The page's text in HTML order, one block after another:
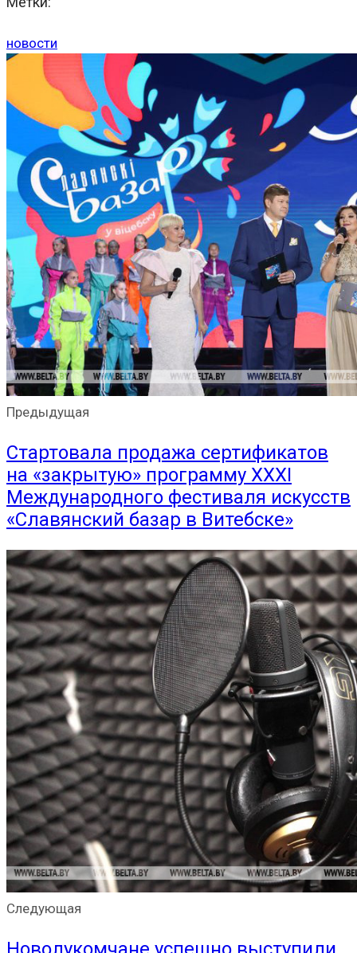
новости
Предыдущая
Стартовала продажа сертификатов
на «закрытую» программу XXXI
Международного фестиваля искусств
«Славянский базар в Витебске»
Следующая